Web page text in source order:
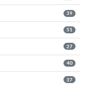
39
51
27
40
37